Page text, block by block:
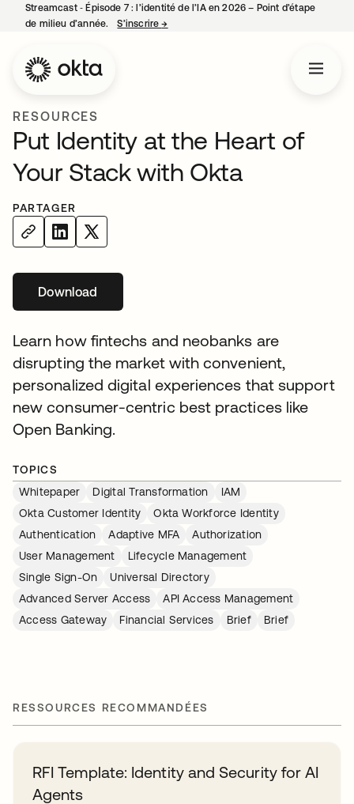
Streamcast ‑ Épisode 7 : l’identité de l’IA en 2026 – Point d’étape
de milieu d’année.
S’inscrire→
RESOURCES
Put Identity at the Heart of
Your Stack with Okta
PARTAGER
Downloads’ouvre dans un nouvel onglet
Learn how fintechs and neobanks are
disrupting the market with convenient,
personalized digital experiences that support
new consumer-centric best practices like
Open Banking.
TOPICS
Whitepaper
Digital Transformation
IAM
Okta Customer Identity
Okta Workforce Identity
Authentication
Adaptive MFA
Authorization
User Management
Lifecycle Management
Single Sign-On
Universal Directory
Advanced Server Access
API Access Management
Access Gateway
Financial Services Brief Brief
RESSOURCES RECOMMANDÉES
RFI Template: Identity and Security for AI
Agents